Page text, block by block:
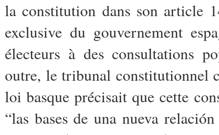
la constitution dans son article
exclusive du gouvernement
électeurs à des consultations
outre, le tribunal constitutionnel
loi basque précisait que cette
“las bases de una nueva